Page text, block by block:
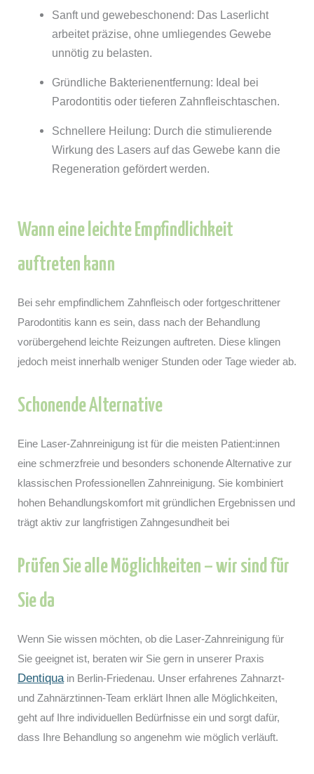
Sanft und gewebeschonend: Das Laserlicht
arbeitet präzise, ohne umliegendes Gewebe
unnötig zu belasten.
Gründliche Bakterienentfernung: Ideal bei
Parodontitis oder tieferen Zahnfleischtaschen.
Schnellere Heilung: Durch die stimulierende
Wirkung des Lasers auf das Gewebe kann die
Regeneration gefördert werden.
Wann eine leichte Empfindlichkeit
auftreten kann
Bei sehr empfindlichem Zahnfleisch oder fortgeschrittener
Parodontitis kann es sein, dass nach der Behandlung
vorübergehend leichte Reizungen auftreten. Diese klingen
jedoch meist innerhalb weniger Stunden oder Tage wieder ab.
Schonende Alternative
Eine Laser-Zahnreinigung ist für die meisten Patient:innen
eine schmerzfreie und besonders schonende Alternative zur
klassischen Professionellen Zahnreinigung. Sie kombiniert
hohen Behandlungskomfort mit gründlichen Ergebnissen und
trägt aktiv zur langfristigen Zahngesundheit bei
Prüfen Sie alle Möglichkeiten – wir sind für
Sie da
Wenn Sie wissen möchten, ob die Laser-Zahnreinigung für
Sie geeignet ist, beraten wir Sie gern in unserer Praxis
Dentiqua in Berlin-Friedenau. Unser erfahrenes Zahnarzt-
und Zahnärztinnen-Team erklärt Ihnen alle Möglichkeiten,
geht auf Ihre individuellen Bedürfnisse ein und sorgt dafür,
dass Ihre Behandlung so angenehm wie möglich verläuft.